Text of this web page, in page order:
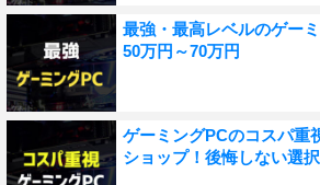
最強・最高レベルのゲー
50万円～70万円
ゲーミングPCのコスパ重
ショップ！後悔しない選